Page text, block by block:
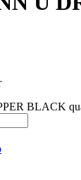
BLACK